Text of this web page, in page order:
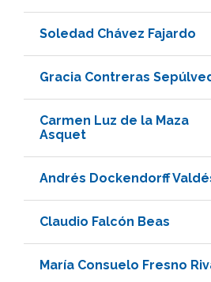
Soledad Chávez Fajardo
Gracia Contreras
Carmen Luz de la Maza
Asquet
Andrés Dockendorff
Claudio Falcón Beas
María Consuelo Fresno